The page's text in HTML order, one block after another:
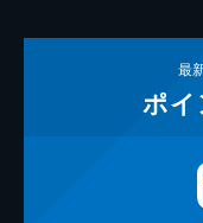
最
ポイ